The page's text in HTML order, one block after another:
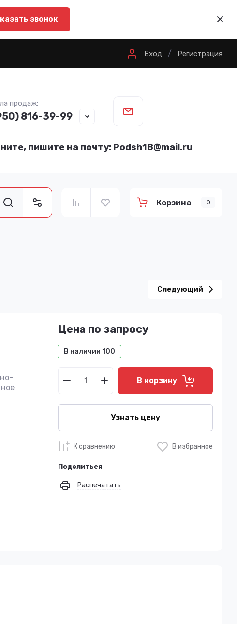
звонок
Вход / Регистрация
продаж:
816-39-99
пишите на почту: Podsh18@mail.ru
Корзина 0
Следующий
В наличии 100
Цена по запросу
В корзину
Узнать цену
К сравнению В избранное
Поделиться
Распечатать